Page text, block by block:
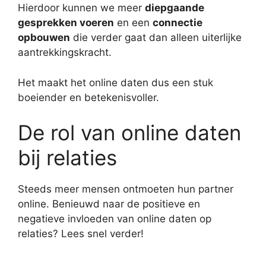
Hierdoor kunnen we meer diepgaande
gesprekken voeren en een connectie
opbouwen die verder gaat dan alleen uiterlijke
aantrekkingskracht.
Het maakt het online daten dus een stuk
boeiender en betekenisvoller.
De rol van online daten
bij relaties
Steeds meer mensen ontmoeten hun partner
online. Benieuwd naar de positieve en
negatieve invloeden van online daten op
relaties? Lees snel verder!